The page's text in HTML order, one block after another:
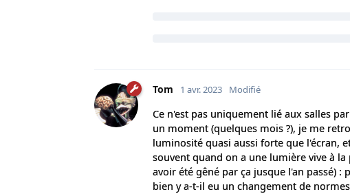
Tom 1 avr. 2023 Modifié
Ce n'est pas uniquement lié aux salles
un moment (quelques mois ?), je me
luminosité quasi aussi forte que l'écran,
souvent quand on a une lumière vive à
avoir été gêné par ça jusque l'an passé)
bien y a-t-il eu un changement de